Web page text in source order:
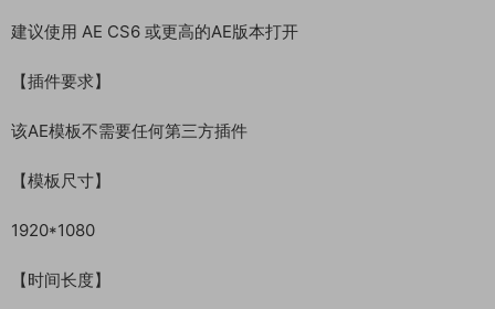
建议使用 AE CS6 或更高的AE版本打开
【插件要求】
该AE模板不需要任何第三方插件
【模板尺寸】
1920*1080
【时间长度】